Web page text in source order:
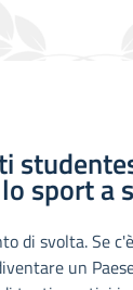
sport a
di svolta. Se
un